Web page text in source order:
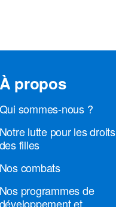
À propos
Qui sommes-nous ?
Notre lutte pour les droits
des filles
Nos combats
Nos programmes de
développement et